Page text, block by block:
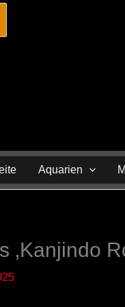
Aquarien
‚Kanjindo